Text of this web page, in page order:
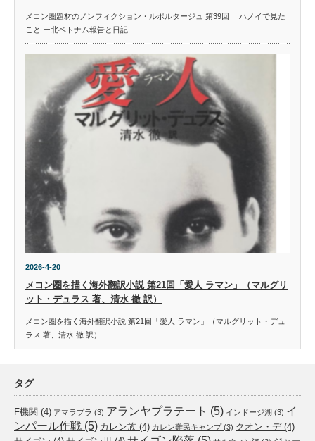
メコン圏題材のノンフィクション・ルポルタージュ 第39回 「ハノイで見た
こと ー北ベトナム報告と日記…
2026-4-20
メコン圏を描く海外翻訳小説 第21回「愛人 ラマン」（マルグリ
ット・デュラス 著、清水 徹 訳）
メコン圏を描く海外翻訳小説 第21回「愛人 ラマン」（マルグリット・デュ
ラス 著、清水 徹 訳） …
タグ
F機関 (4) アマラプラ (3) アランヤプラテート (5) インドージ湖 (3) イ
ンパール作戦 (5) カレン族 (4) カレン難民キャンプ(3) クオン・デ(4)